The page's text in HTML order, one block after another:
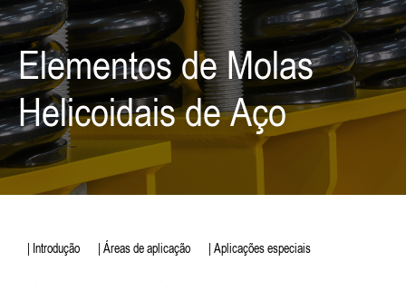
Elementos de Molas
Helicoidais de Aço
| Introdução | Áreas de aplicação | Aplicações especiais